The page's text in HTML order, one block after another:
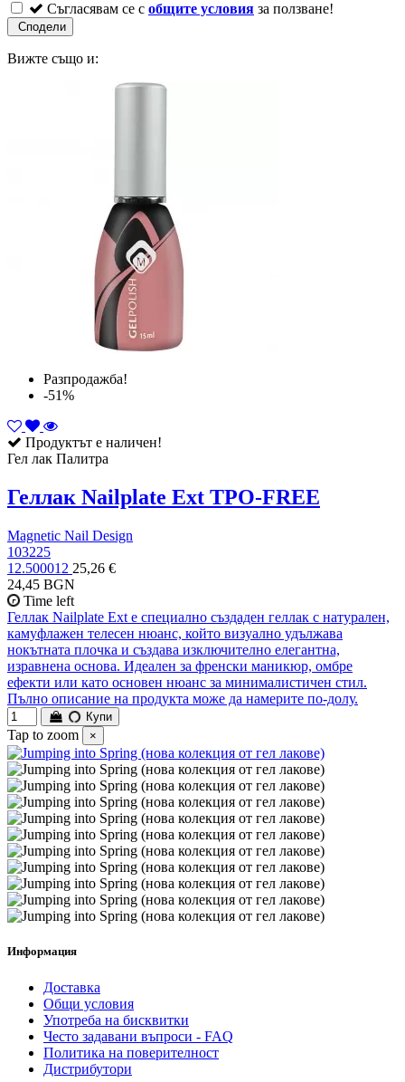
Съгласявам се с общите условия за ползване!
Вижте също и:
Разпродажба!
-51%
Продуктът е наличен!
Гел лак Палитра
Геллак Nailplate Ext TPO-FREE
Magnetic Nail Design
103225
12.500012 25,26 €
24,45 BGN
Time left
Геллак Nailplate Ext е специално създаден геллак с натурален,
камуфлажен телесен нюанс, който визуално удължава
нокътната плочка и създава изключително елегантна,
изравнена основа. Идеален за френски маникюр, омбре
ефекти или като основен нюанс за минималистичен стил.
Пълно описание на продукта може да намерите по-долу.
Купи
Tap to zoom ×
Информация
Доставка
Общи условия
Употреба на бисквитки
Често задавани въпроси - FAQ
Политика на поверителност
Дистрибутори